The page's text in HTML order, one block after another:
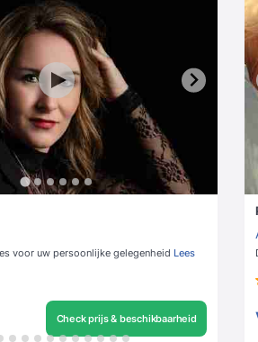
voor uw persoonlijke gelegenheid Lees
Check prijs & beschikbaarheid